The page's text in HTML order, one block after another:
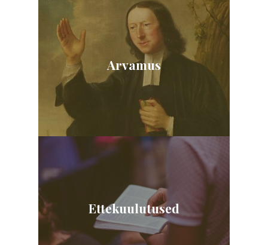
Arvamus
Ettekuulutused